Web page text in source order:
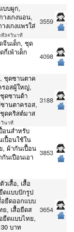
บบผูก,
างเกงนอน,
งเกงแพรใส่
34วินาที
3559
จีนเด็ก, ชุด
เพ้าเด็ก
4098
ชุดซานตาค
รอสผู้ใหญ่,
ดซานต้า
านตาครอส,
ดคริสต์มาส
นาที
3188
อนสำหรับ
ปื้อนใช้ใน
, ผ้ากันเปื้อน
นเปือนเอา
3853
เสื้อ, เสื้อ
ดแบบปักรูป
อยืดออกแบบ
ย, เสื้อยืดส
ยืดแบบไทย,
บาท
3654